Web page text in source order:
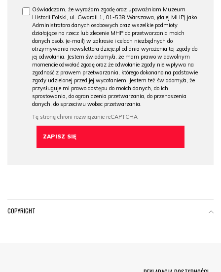
Oświadczam, że wyrażam zgodę oraz upoważniam Muzeum
Historii Polski, ul. Gwardii 1, 01-538 Warszawa, (dalej MHP) jako
Administratora danych osobowych oraz wszelkie podmioty
działające na rzecz lub zlecenie MHP do przetwarzania moich
danych osob. (e-mail) w zakresie i celach niezbędnych do
otrzymywania newslettera dzieje.pl od dnia wyrażenia tej zgody do
jej odwołania. Jestem świadomy/a, że mam prawo w dowolnym
momencie odwołać zgodę oraz że odwołanie zgody nie wpływa na
zgodność z prawem przetwarzania, którego dokonano na podstawie
zgody udzielonej przed jej wycofaniem. Jestem też świadomy/a, że
przysługuje mi prawo dostępu do moich danych, do ich
sprostowania, do ograniczenia przetwarzania, do przenoszenia
danych, do sprzeciwu wobec przetwarzania.
COPYRIGHT